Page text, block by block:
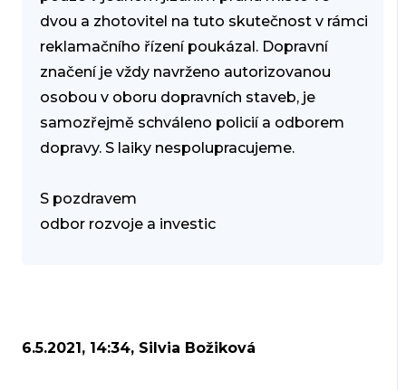
dvou a zhotovitel na tuto skutečnost v rámci
reklamačního řízení poukázal. Dopravní
značení je vždy navrženo autorizovanou
osobou v oboru dopravních staveb, je
samozřejmě schváleno policií a odborem
dopravy. S laiky nespolupracujeme.
S pozdravem
odbor rozvoje a investic
6.5.2021, 14:34, Silvia Božiková